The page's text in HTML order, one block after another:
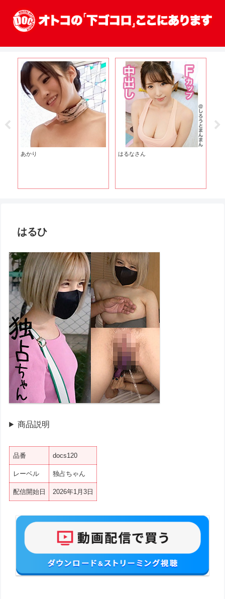
あかり はるなさん
はるひ
商品説明
品番 docs120
レーベル 独占ちゃん
配信開始日 2026年1月3日